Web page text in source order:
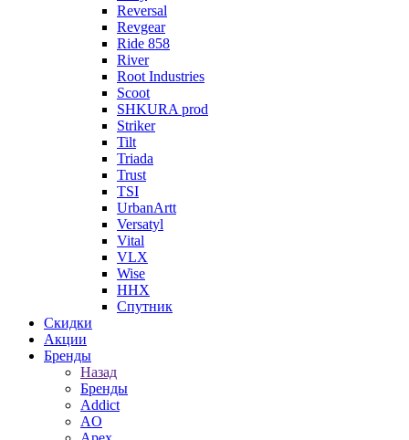
Reversal
Revgear
Ride 858
River
Root Industries
Scoot
SHKURA рrоd
Striker
Tilt
Triada
Trust
TSI
UrbanArtt
Versatyl
Vital
VLX
Wise
ННХ
Спутник
Скидки
Акции
Бренды
Назад
Бренды
Addict
AO